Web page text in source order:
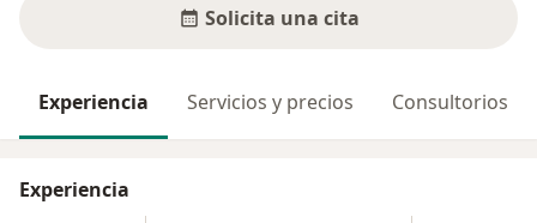
Solicita una cita
Experiencia Servicios y precios Consultorios
Experiencia